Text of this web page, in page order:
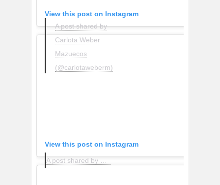
View this post on Instagram
A post shared by
Carlota Weber
Mazuecos
(@carlotaweberm)
View this post on Instagram